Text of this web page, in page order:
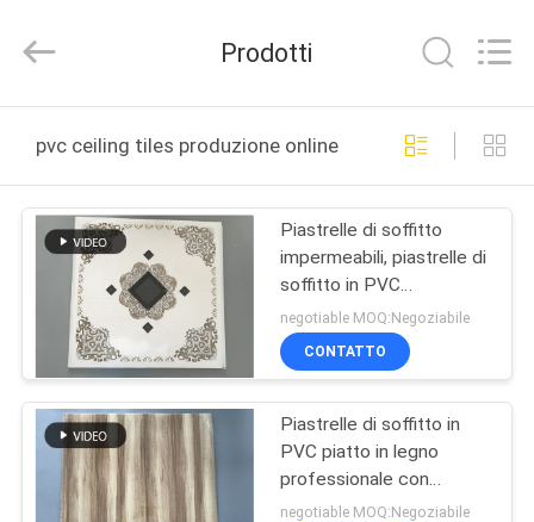
PRODOTTI
CIRCA
GIRO
DELLA
FABBRICA
Building
Material
Rights
Prodotti
pvc ceiling tiles produzione online
Piastrelle di soffitto
impermeabili, piastrelle di
soffitto in PVC
decorative
595mm*595mm
negotiable MOQ:Negoziabile
CONTATTO
Piastrelle di soffitto in
PVC piatto in legno
professionale con
materiale stabile 595 mm
negotiable MOQ:Negoziabile